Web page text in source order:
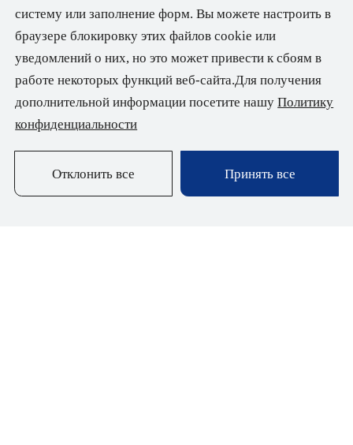
систему или заполнение форм. Вы можете настроить в
браузере блокировку этих файлов cookie или
уведомлений о них, но это может привести к сбоям в
работе некоторых функций веб-сайта.Для получения
дополнительной информации посетите нашуПолитику
конфиденциальности
Отклонить все Принять все